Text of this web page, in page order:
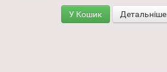
У Кошик Детальніше